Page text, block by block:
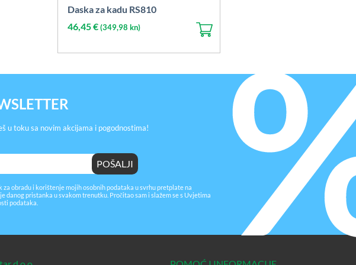
Daska za kadu RS810
46,45€(349,98 kn)
u toku sa novim akcijama i pogodnostima!
obradu i korištenje mojih osobnih podataka u svrhu pretplate na
danog pristanka u svakom trenutku. Pročitao sam i slažem se s Uvjetima
podataka